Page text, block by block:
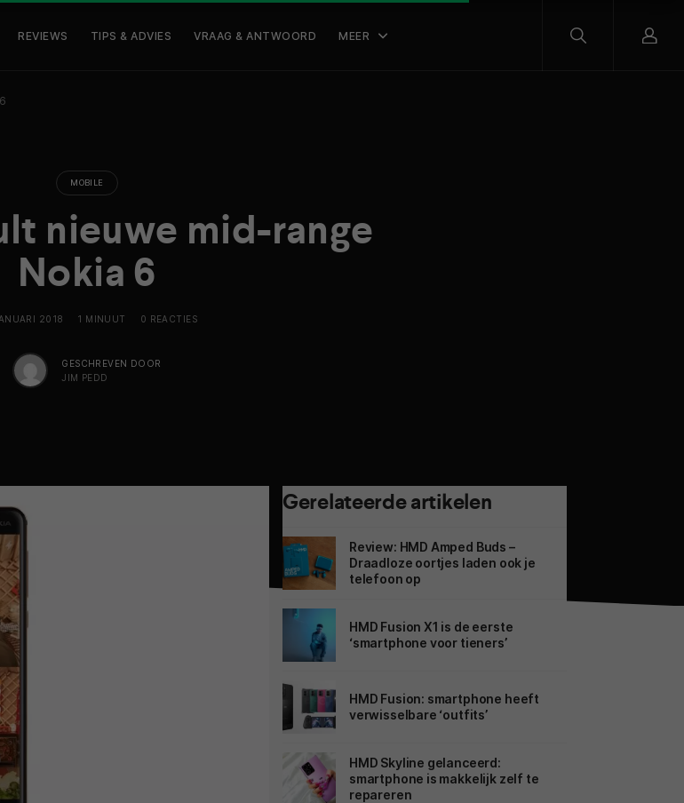
REVIEWS TIPS & ADVIES VRAAG & ANTWOORD MEER
MOBILE
nieuwe mid-range
Nokia 6
2018 1 MINUUT 0 REACTIES
GESCHREVEN DOOR
JIM PEDD
Gerelateerde artikelen
Review: HMD Amped Buds –
Draadloze oortjes laden ook je
telefoon op
HMD Fusion X1 is de eerste
‘smartphone voor tieners’
HMD Fusion: smartphone heeft
verwisselbare ‘outfits’
HMD Skyline gelanceerd:
smartphone is makkelijk zelf te
repareren